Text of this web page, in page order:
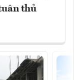
thủ